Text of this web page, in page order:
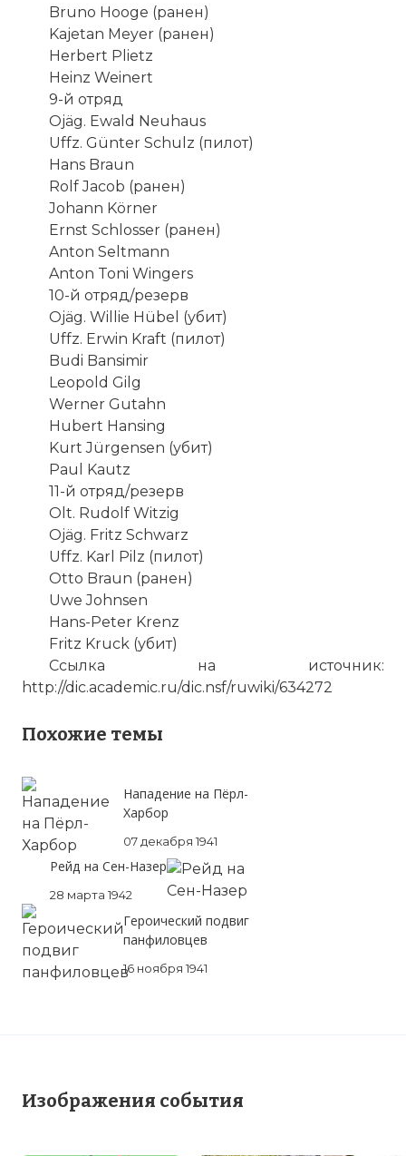
Bruno Hooge (ранен)
Kajetan Meyer (ранен)
Herbert Plietz
Heinz Weinert
9-й отряд
Ojäg. Ewald Neuhaus
Uffz. Günter Schulz (пилот)
Hans Braun
Rolf Jacob (ранен)
Johann Körner
Ernst Schlosser (ранен)
Anton Seltmann
Anton Toni Wingers
10-й отряд/резерв
Ojäg. Willie Hübel (убит)
Uffz. Erwin Kraft (пилот)
Budi Bansimir
Leopold Gilg
Werner Gutahn
Hubert Hansing
Kurt Jürgensen (убит)
Paul Kautz
11-й отряд/резерв
Olt. Rudolf Witzig
Ojäg. Fritz Schwarz
Uffz. Karl Pilz (пилот)
Otto Braun (ранен)
Uwe Johnsen
Hans-Peter Krenz
Fritz Kruck (убит)
Ссылка на источник:
http://dic.academic.ru/dic.nsf/ruwiki/634272
Похожие темы
Нападение на Пёрл-
Харбор
07 декабря 1941
Рейд на Сен-Назер
28 марта 1942
Героический подвиг
панфиловцев
16 ноября 1941
Изображения события